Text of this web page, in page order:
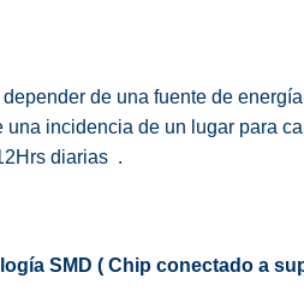
de una fuente de
incidencia de un lugar para
diarias .
SMD ( Chip conectado a